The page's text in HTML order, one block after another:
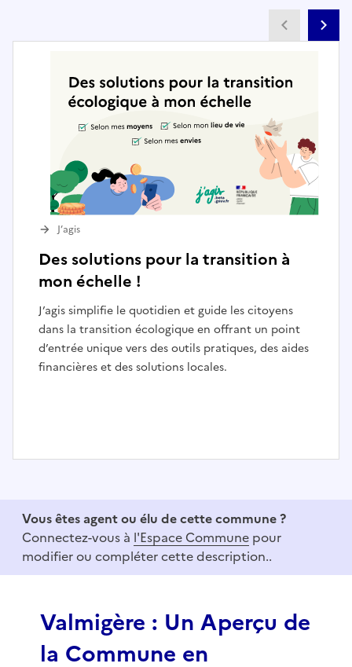
Des solutions pour la transition à
mon échelle !
J’agis simplifie le quotidien et guide les citoyens
dans la transition écologique en offrant un point
d’entrée unique vers des outils pratiques, des aides
financières et des solutions locales.
J’agis
f
Vous êtes agent ou élu de cette commune ?
Connectez-vous à l'Espace Commune pour
modifier ou compléter cette description..
Valmigère : Un Aperçu de
la Commune en